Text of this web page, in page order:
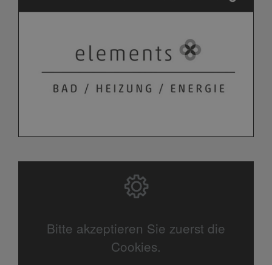
Bitte akzeptieren Sie zuerst die
Cookies.